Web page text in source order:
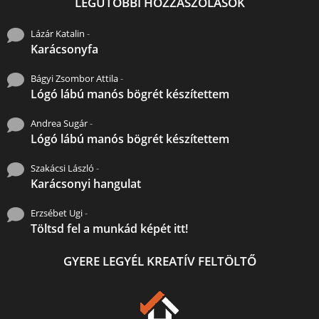
Lázár Katalin -
Karácsonyfa
Bágyi Zsombor Attila-
Lógó lábú manós bögrét készítettem
Andrea Sugár-
Lógó lábú manós bögrét készítettem
Szakácsi László -
Karácsonyi hangulat
Erzsébet Ugi-
Töltsd fel a munkád képét itt!
GYERE LEGYÉL KREATÍV FELTÖLTŐ